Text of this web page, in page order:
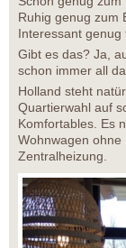
Ruhig genug zum
Interessant
Gibt es das? Ja,
schon immer all
Holland steht
Quartierwahl auf
Komfortables. Es
Wohnwagen ohne
Zentralheizung.